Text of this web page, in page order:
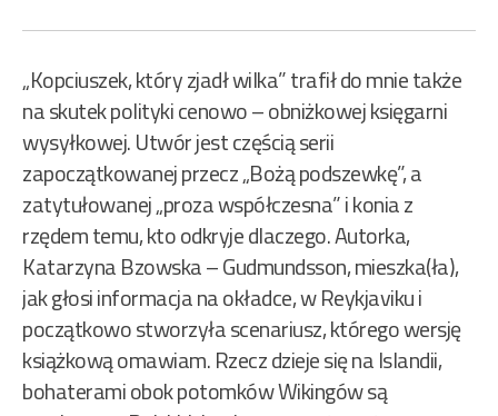
„Kopciuszek, który zjadł wilka” trafił do mnie także
na skutek polityki cenowo – obniżkowej księgarni
wysyłkowej. Utwór jest częścią serii
zapoczątkowanej przecz „Bożą podszewkę”, a
zatytułowanej „proza współczesna” i konia z
rzędem temu, kto odkryje dlaczego. Autorka,
Katarzyna Bzowska – Gudmundsson, mieszka(ła),
jak głosi informacja na okładce, w Reykjaviku i
początkowo stworzyła scenariusz, którego wersję
książkową omawiam. Rzecz dzieje się na Islandii,
bohaterami obok potomków Wikingów są